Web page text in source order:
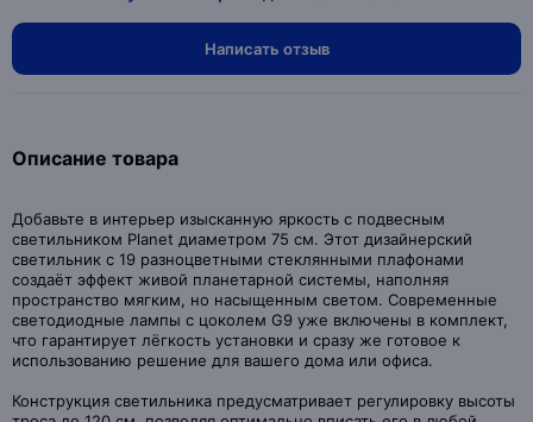
Написать отзыв
Описание товара
Добавьте в интерьер изысканную яркость с подвесным
светильником Planet диаметром 75 см. Этот дизайнерский
светильник с 19 разноцветными стеклянными плафонами
создаёт эффект живой планетарной системы, наполняя
пространство мягким, но насыщенным светом. Современные
светодиодные лампы с цоколем G9 уже включены в комплект,
что гарантирует лёгкость установки и сразу же готовое к
использованию решение для вашего дома или офиса.
Конструкция светильника предусматривает регулировку высоты